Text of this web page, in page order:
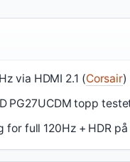
via HDMI 2.1 (Corsair)
PG27UCDM topp
for full 120Hz + HDR